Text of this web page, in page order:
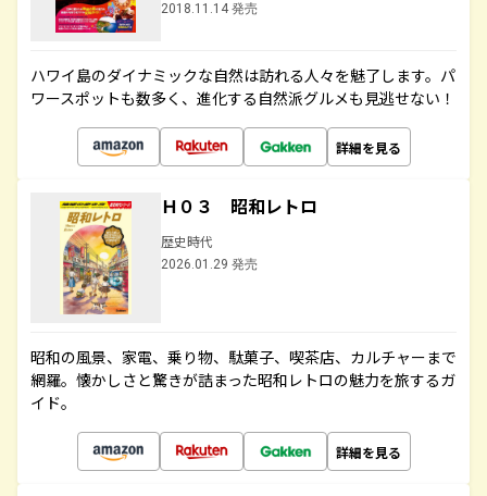
2018.11.14 発売
ハワイ島のダイナミックな自然は訪れる人々を魅了します。パ
ワースポットも数多く、進化する自然派グルメも見逃せない！
詳細を見る
Ｈ０３ 昭和レトロ
歴史時代
2026.01.29 発売
昭和の風景、家電、乗り物、駄菓子、喫茶店、カルチャーまで
網羅。懐かしさと驚きが詰まった昭和レトロの魅力を旅するガ
イド。
詳細を見る